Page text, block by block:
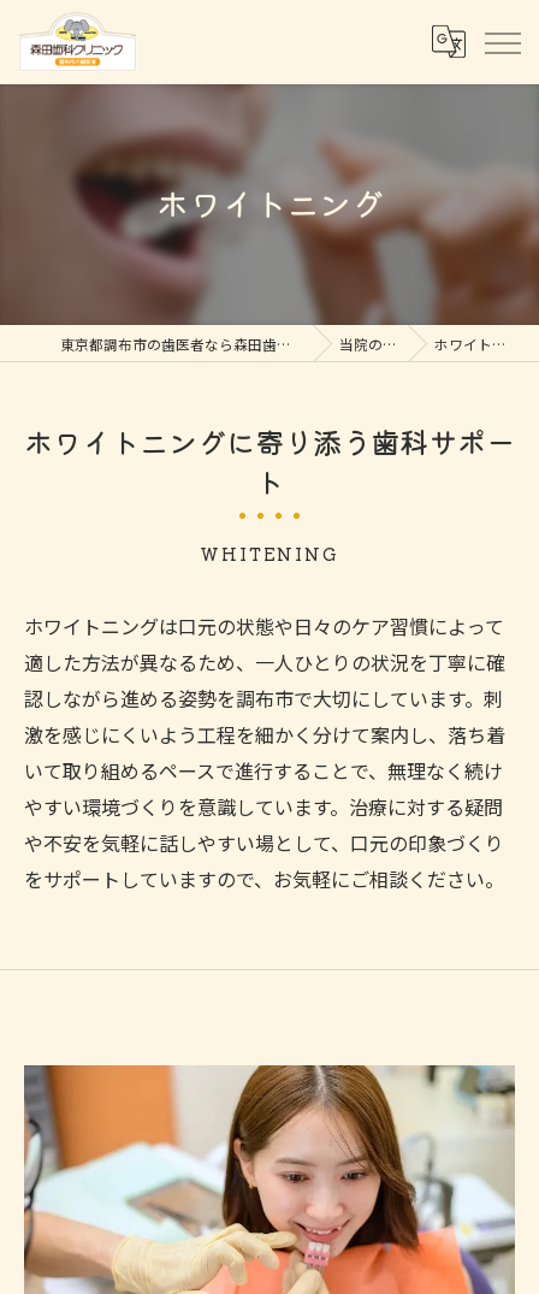
ホワイトニング
東京都調布市の歯医者なら森田歯科クリニック 当院の特徴 ホワイトニング
ホワイトニングに寄り添う歯科サポー
ト
WHITENING
ホワイトニングは口元の状態や日々のケア習慣によって
適した方法が異なるため、一人ひとりの状況を丁寧に確
認しながら進める姿勢を調布市で大切にしています。刺
激を感じにくいよう工程を細かく分けて案内し、落ち着
いて取り組めるペースで進行することで、無理なく続け
やすい環境づくりを意識しています。治療に対する疑問
や不安を気軽に話しやすい場として、口元の印象づくり
をサポートしていますので、お気軽にご相談ください。